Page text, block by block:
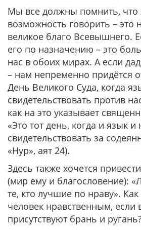
Мы все должны помнить, что
возможность говорить – это
великое благо Всевышнего.
его по назначению – это
нас в обоих мирах. А если
– нам непременно придётся
День Великого Суда, когда
свидетельствовать против
как на это указывает
«Это тот день, когда и язык и
свидетельствовать за
«Нур», аят 24).
Здесь также хочется
(мир ему и благословение):
те, кто лучшие по нраву».
человек нравственным, если
присутствуют брань и